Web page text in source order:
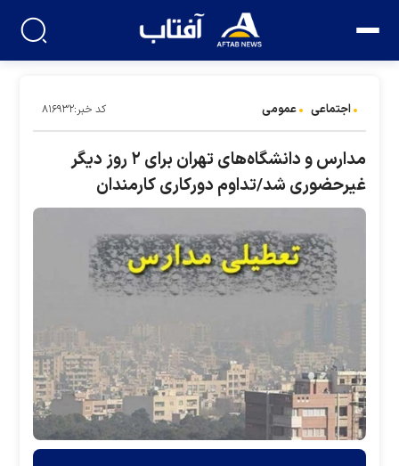
اجتماعی عمومی کد خبر:۸۱۶۹۳۲
مدارس و دانشگاه‌های تهران برای ۲ روز دیگر
غیرحضوری شد/تداوم دورکاری کارمندان